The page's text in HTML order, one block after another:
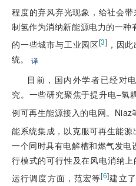
程度的弃风弃光现象，给社会
制氢作为消纳新能源电力的一
的一些城市与工业园区[3] ，因
统。译
目前，国内外学者已经对
究。一些研究聚焦于提升电–氢
例可再生能源接入的电网。Niaz
能系统集成，以克服可再生能
一个同时具有电解槽和燃气发
行模式的可行性及在风电消纳
运行调度方面，范宏等[6]建立